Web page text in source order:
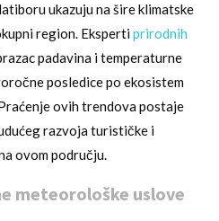
ukazuju na šire klimatske
region. Ekspertiprirodnih
padavina i temperaturne
posledice po ekosistem
ovih trendova postaje
razvoja turističke i
ovom području.
meteorološke uslove